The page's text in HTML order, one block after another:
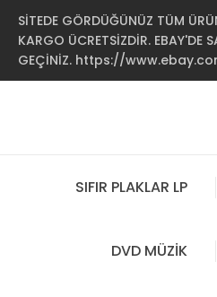
SİTEDE GÖRDÜĞÜNÜZ TÜM
KARGO ÜCRETSİZDİR. EBAY'DE
GEÇİNİZ. https://
SIFIR PLAKLAR LP
DVD MÜZİK